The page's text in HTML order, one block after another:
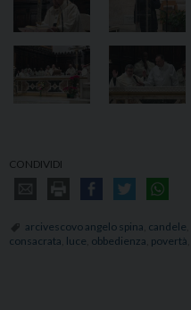
CONDIVIDI
arcivescovo angelo spina candele
consacrata luce obbedienza povertà